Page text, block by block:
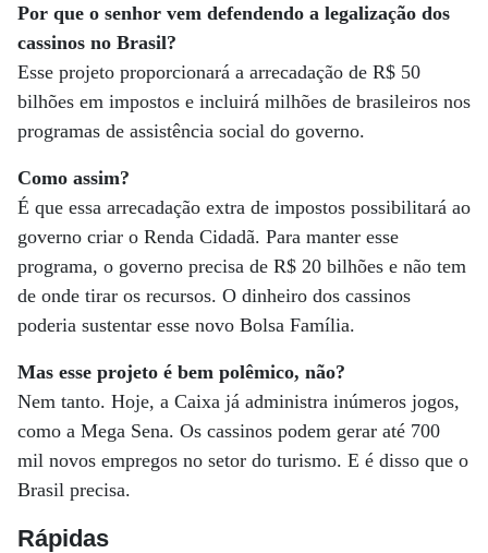
Por que o senhor vem defendendo a legalização dos
cassinos no Brasil?
Esse projeto proporcionará a arrecadação de R$ 50
bilhões em impostos e incluirá milhões de brasileiros nos
programas de assistência social do governo.
Como assim?
É que essa arrecadação extra de impostos possibilitará ao
governo criar o Renda Cidadã. Para manter esse
programa, o governo precisa de R$ 20 bilhões e não tem
de onde tirar os recursos. O dinheiro dos cassinos
poderia sustentar esse novo Bolsa Família.
Mas esse projeto é bem polêmico, não?
Nem tanto. Hoje, a Caixa já administra inúmeros jogos,
como a Mega Sena. Os cassinos podem gerar até 700
mil novos empregos no setor do turismo. E é disso que o
Brasil precisa.
Rápidas